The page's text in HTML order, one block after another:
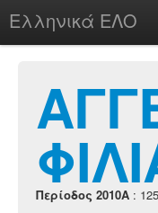
Ελληνικά ΕΛΟ
chesstu.be @ discord
Login
Περίοδος 2010A :